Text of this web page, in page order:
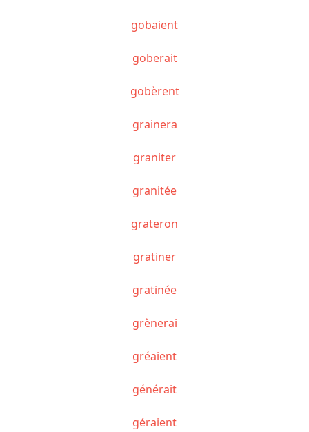
gobaient
goberait
gobèrent
grainera
graniter
granitée
grateron
gratiner
gratinée
grènerai
gréaient
générait
géraient